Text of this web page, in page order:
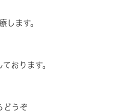
します。
おります。
どうぞ